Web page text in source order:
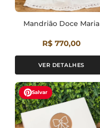
Mandrião Doce Maria
R$ 770,00
VER DETALHES
Salvar